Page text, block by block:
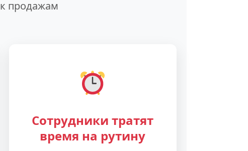
продажам
Сотрудники тратят
время на рутину